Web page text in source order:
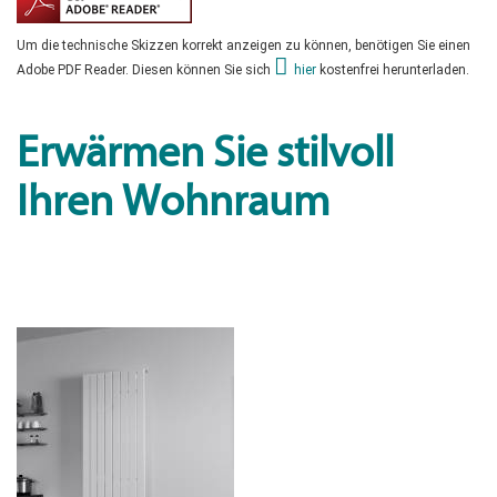
Um die technische Skizzen korrekt anzeigen zu können, benötigen Sie einen
Adobe PDF Reader. Diesen können Sie sich
hier kostenfrei herunterladen.
Erwärmen Sie stilvoll
Ihren Wohnraum